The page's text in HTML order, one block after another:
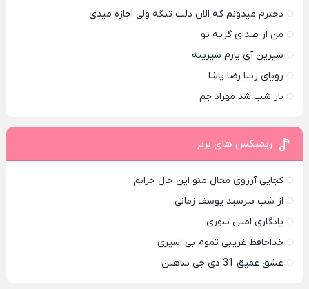
دخترم میدونم که الان دلت تنگه ولی اجازه میدی
من از صدای گريه تو
شیرین آی یارم شیرینه
رویای زیبا رضا پاشا
باز شب شد مهراد جم
ریمیکس های برتر
کجایی آرزوی محال منو این حال خرابم
از شب بپرسید یوسف زمانی
یادگاری امین سوری
خداحافظ غریبی تموم بی اسیری
عشق عمیق 31 دی جی شاهین